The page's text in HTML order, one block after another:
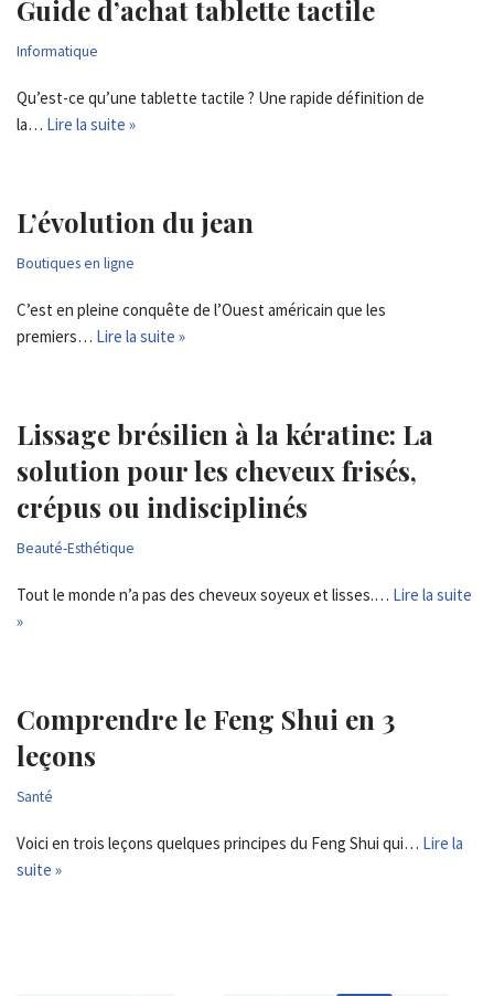
Guide d’achat tablette tactile
Informatique
Qu’est-ce qu’une tablette tactile ? Une rapide définition de
la… Lire la suite »
L’évolution du jean
Boutiques en ligne
C’est en pleine conquête de l’Ouest américain que les
premiers… Lire la suite »
Lissage brésilien à la kératine: La
solution pour les cheveux frisés,
crépus ou indisciplinés
Beauté-Esthétique
Tout le monde n’a pas des cheveux soyeux et lisses.… Lire la suite
»
Comprendre le Feng Shui en 3
leçons
Santé
Voici en trois leçons quelques principes du Feng Shui qui… Lire la
suite »